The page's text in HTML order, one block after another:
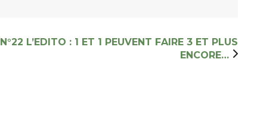
N°22 L’EDITO : 1 ET 1 PEUVENT FAIRE 3 ET PLUS
ENCORE…